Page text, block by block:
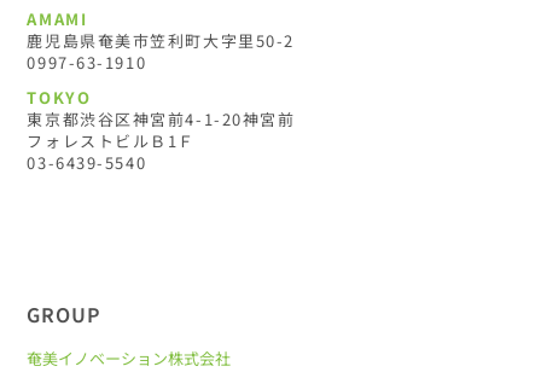
AMAMI
鹿児島県奄美市笠利町大字里50-2
0997-63-1910
TOKYO
東京都渋谷区神宮前4-1-20神宮前
フォレストビルＢ1Ｆ
03-6439-5540
GROUP
奄美イノベーション株式会社